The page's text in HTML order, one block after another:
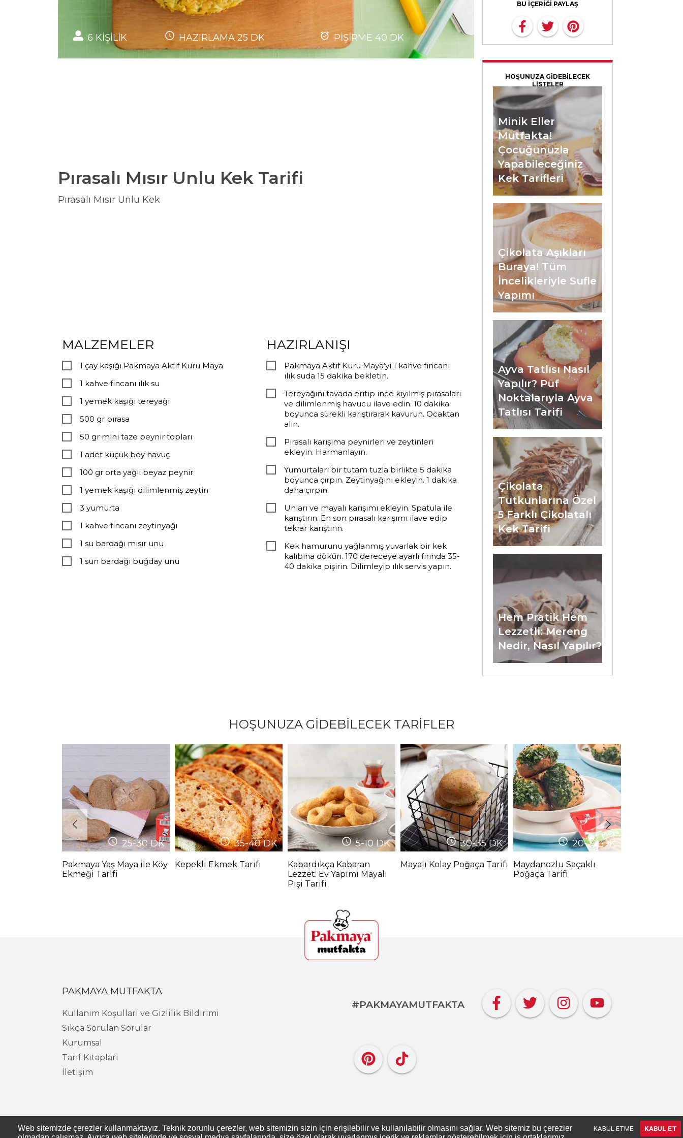
6 KİŞİLİK HAZIRLAMA 25 DK PİŞİRME 40 DK
Pırasalı Mısır Unlu Kek Tarifi
Pırasalı Mısır Unlu Kek
MALZEMELER
1 çay kaşığı Pakmaya Aktif Kuru Maya
1 kahve fincanı ılık su
1 yemek kaşığı tereyağı
500 gr pırasa
50 gr mini taze peynir topları
1 adet küçük boy havuç
100 gr orta yağlı beyaz peynir
1 yemek kaşığı dilimlenmiş zeytin
3 yumurta
1 kahve fincanı zeytinyağı
1 su bardağı mısır unu
1 sun bardağı buğday unu
HAZIRLANIŞI
Pakmaya Aktif Kuru Maya’yı 1 kahve fincanı
ılık suda 15 dakika bekletin.
Tereyağını tavada eritip ince kıyılmış pırasaları
ve dilimlenmiş havucu ilave edin. 10 dakika
boyunca sürekli karıştırarak kavurun. Ocaktan
alın.
Pırasalı karışıma peynirleri ve zeytinleri
ekleyin. Harmanlayın.
Yumurtaları bir tutam tuzla birlikte 5 dakika
boyunca çırpın. Zeytinyağını ekleyin. 1 dakika
daha çırpın.
Unları ve mayalı karışımı ekleyin. Spatula ile
karıştırın. En son pırasalı karışımı ilave edip
tekrar karıştırın.
Kek hamurunu yağlanmış yuvarlak bir kek
kalıbına dökün. 170 dereceye ayarlı fırında 35-
40 dakika pişirin. Dilimleyip ılık servis yapın.
BU İÇERİĞİ PAYLAŞ
HOŞUNUZA GİDEBİLECEK
LİSTELER
Minik Eller
Mutfakta!
Çocuğunuzla
Yapabileceğiniz
Kek Tarifleri
Çikolata Aşıkları
Buraya! Tüm
İncelikleriyle Sufle
Yapımı
Ayva Tatlısı Nasıl
Yapılır? Püf
Noktalarıyla Ayva
Tatlısı Tarifi
Çikolata
Tutkunlarına Özel
5 Farklı Çikolatalı
Kek Tarifi
Hem Pratik Hem
Lezzetli: Mereng
Nedir, Nasıl Yapılır?
HOŞUNUZA GİDEBİLECEK TARİFLER
25-30DK
Pakmaya Yaş Maya ile Köy
Ekmeği Tarifi
35-40DK
Kepekli Ekmek Tarifi
5-10DK
Kabardıkça Kabaran
Lezzet: Ev Yapımı Mayalı
Pişi Tarifi
30-35DK
Mayalı Kolay Poğaça Tarifi
20-30DK
Maydanozlu Saçaklı
Poğaça Tarifi
PAKMAYA MUTFAKTA
Kullanım Koşulları ve Gizlilik Bildirimi
Sıkça Sorulan Sorular
Kurumsal
Tarif Kitapları
İletişim
#PAKMAYAMUTFAKTA
Web sitemizde çerezler kullanmaktayız. Teknik zorunlu çerezler, web sitemizin sizin için erişilebilir ve kullanılabilir olmasını sağlar. Web sitemiz bu çerezler
KABUL ETME KABUL ET